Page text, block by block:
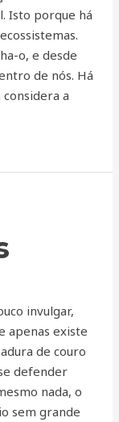
Isto porque há
o, e desde
de nós. Há
a
invulgar,
apenas existe
de couro
defender
nada, o
sem grande